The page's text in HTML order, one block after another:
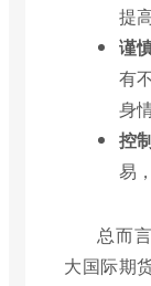
提
谨
有
身
控
易
总而
大国际期